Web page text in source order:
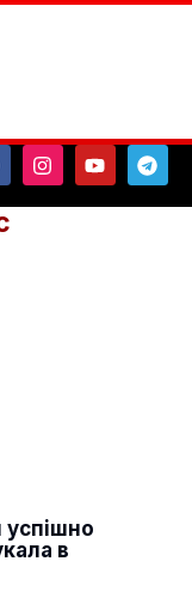
успішно
в